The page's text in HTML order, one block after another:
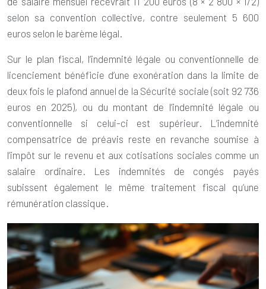
selon sa convention collective, contre seulement 5 600
euros selon le barème légal.
Sur le plan fiscal, l’indemnité légale ou conventionnelle de
licenciement bénéficie d’une exonération dans la limite de
deux fois le plafond annuel de la Sécurité sociale (soit 92 736
euros en 2025), ou du montant de l’indemnité légale ou
conventionnelle si celui-ci est supérieur. L’indemnité
compensatrice de préavis reste en revanche soumise à
l’impôt sur le revenu et aux cotisations sociales comme un
salaire ordinaire. Les indemnités de congés payés
subissent également le même traitement fiscal qu’une
rémunération classique.